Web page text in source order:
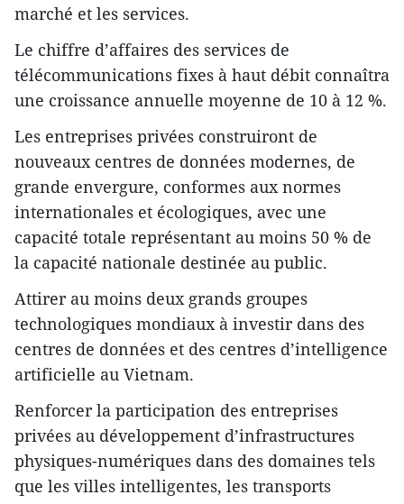
marché et les services.
Le chiffre d’affaires des services de
télécommunications fixes à haut débit connaîtra
une croissance annuelle moyenne de 10 à 12 %.
Les entreprises privées construiront de
nouveaux centres de données modernes, de
grande envergure, conformes aux normes
internationales et écologiques, avec une
capacité totale représentant au moins 50 % de
la capacité nationale destinée au public.
Attirer au moins deux grands groupes
technologiques mondiaux à investir dans des
centres de données et des centres d’intelligence
artificielle au Vietnam.
Renforcer la participation des entreprises
privées au développement d’infrastructures
physiques-numériques dans des domaines tels
que les villes intelligentes, les transports